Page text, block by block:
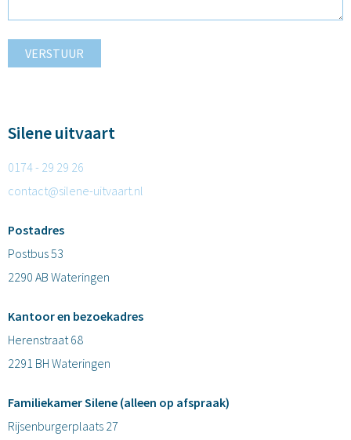
VERSTUUR
Silene uitvaart
0174 - 29 29 26
contact@silene-uitvaart.nl
Postadres
Postbus 53
2290 AB Wateringen
Kantoor en bezoekadres
Herenstraat 68
2291 BH Wateringen
Familiekamer Silene (alleen op afspraak)
Rijsenburgerplaats 27